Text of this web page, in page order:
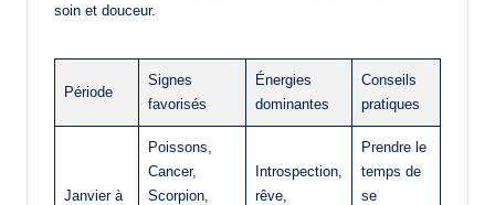
soin et douceur.
Période
Signes
favorisés
Énergies
dominantes
Conseils
pratiques
Janvier à
Poissons,
Cancer,
Scorpion,
Introspection,
rêve,
Prendre le
temps de
se